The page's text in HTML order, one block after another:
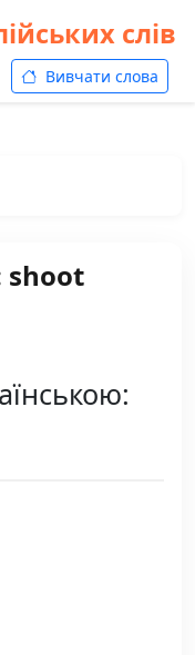
слів
Вивчати слова
shoot